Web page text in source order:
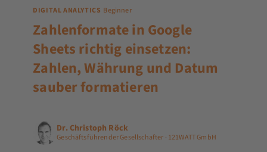
DIGITAL ANALYTICS Beginner
Zahlenformate in Google
Sheets richtig einsetzen:
Zahlen, Währung und Datum
sauber formatieren
Dr. Christoph Röck
Geschäftsführender Gesellschafter · 121WATT GmbH